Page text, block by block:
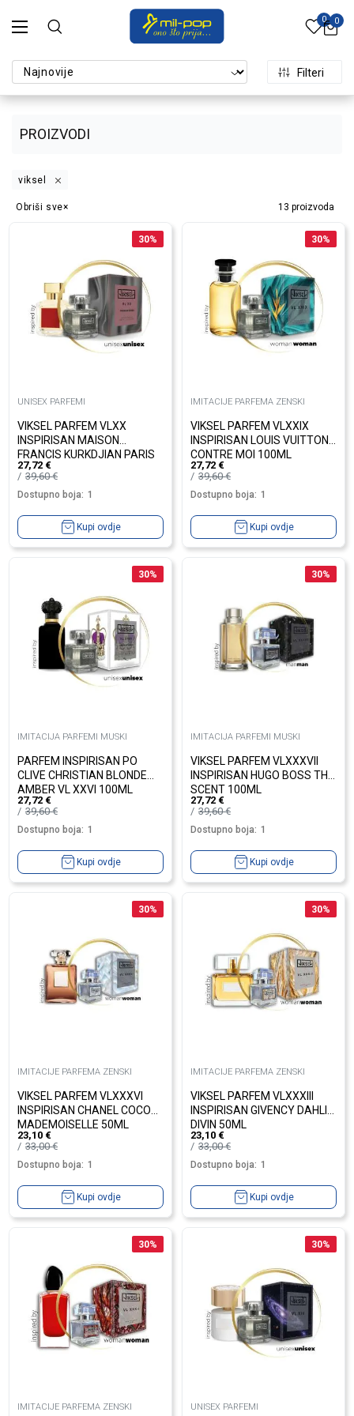
0 0
PROIZVODI
Filteri
viksel
13 proizvoda
Obriši sve
30%
UNISEX PARFEMI
VIKSEL PARFEM VLXX
INSPIRISAN MAISON
FRANCIS KURKDJIAN PARIS
BACCARAT ROUGE 540 ...
27,72 €
39,60€
Dostupno boja: 1
Kupi ovdje
30%
IMITACIJE PARFEMA ZENSKI
VIKSEL PARFEM VLXXIX
INSPIRISAN LOUIS VUITTON
CONTRE MOI 100ML
27,72 €
39,60€
Dostupno boja: 1
Kupi ovdje
30%
IMITACIJA PARFEMI MUSKI
PARFEM INSPIRISAN PO
CLIVE CHRISTIAN BLONDE
AMBER VL XXVI 100ML
27,72 €
39,60€
Dostupno boja: 1
Kupi ovdje
30%
IMITACIJA PARFEMI MUSKI
VIKSEL PARFEM VLXXXVII
INSPIRISAN HUGO BOSS THE
SCENT 100ML
27,72 €
39,60€
Dostupno boja: 1
Kupi ovdje
30%
IMITACIJE PARFEMA ZENSKI
VIKSEL PARFEM VLXXXVI
INSPIRISAN CHANEL COCO
MADEMOISELLE 50ML
23,10 €
33,00€
Dostupno boja: 1
Kupi ovdje
30%
IMITACIJE PARFEMA ZENSKI
VIKSEL PARFEM VLXXXIII
INSPIRISAN GIVENCY DAHLIA
DIVIN 50ML
23,10 €
33,00€
Dostupno boja: 1
Kupi ovdje
30%
IMITACIJE PARFEMA ZENSKI
30%
UNISEX PARFEMI